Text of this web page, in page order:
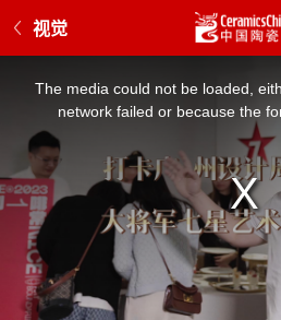
视觉
The media could not be loaded,
network failed or because the